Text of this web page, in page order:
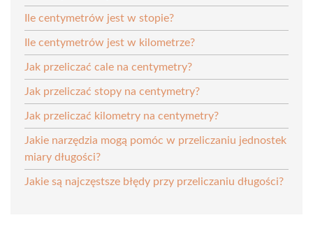
Ile centymetrów jest w stopie?
Ile centymetrów jest w kilometrze?
Jak przeliczać cale na centymetry?
Jak przeliczać stopy na centymetry?
Jak przeliczać kilometry na centymetry?
Jakie narzędzia mogą pomóc w przeliczaniu jednostek
miary długości?
Jakie są najczęstsze błędy przy przeliczaniu długości?